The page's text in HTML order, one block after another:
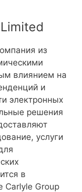
из
влиянием на
и
электронных
решения
услуги
в
Carlyle Group